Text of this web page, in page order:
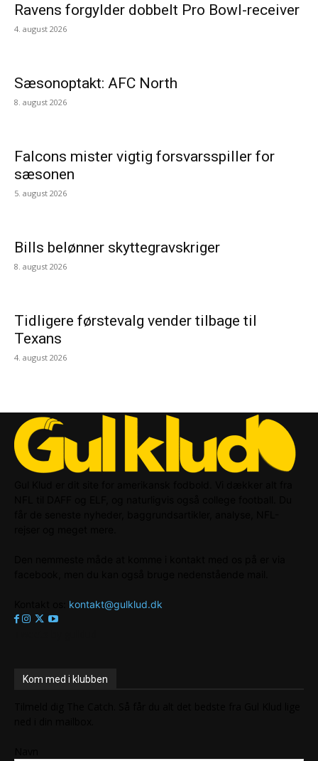
Ravens forgylder dobbelt Pro Bowl-receiver
4. august 2026
Sæsonoptakt: AFC North
8. august 2026
Falcons mister vigtig forsvarsspiller for
sæsonen
5. august 2026
Bills belønner skyttegravskriger
8. august 2026
Tidligere førstevalg vender tilbage til
Texans
4. august 2026
kontakt@gulklud.dk
Kom med i klubben